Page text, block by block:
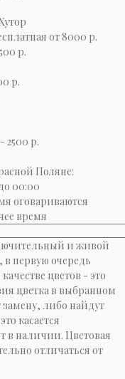
от 8000 р.
р.
р.
2500 р.
Поляне:
00:00
оговариваются
время
и живой
первую очередь
цветов - это
цветка в выбранном
либо найдут
касается
в наличии. Цветовая
отличаться от